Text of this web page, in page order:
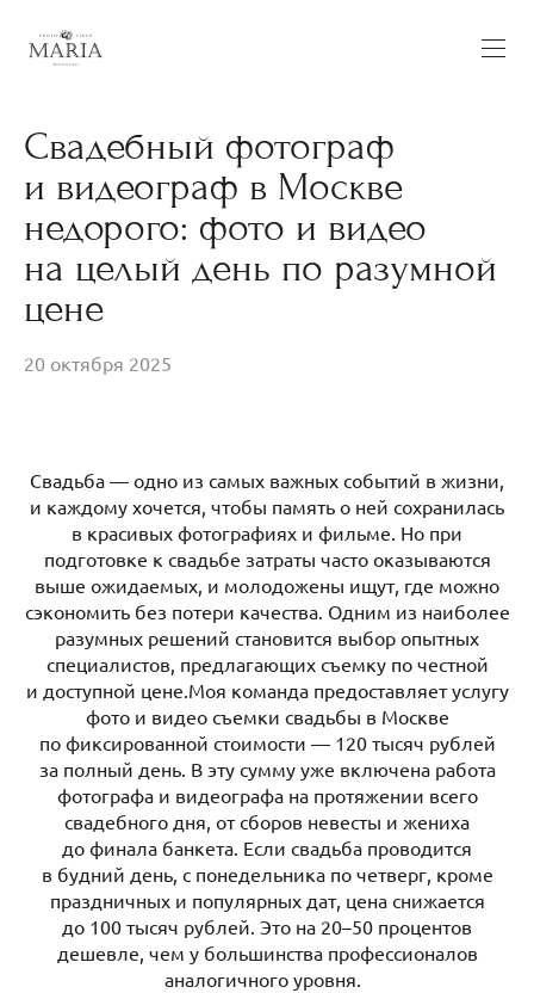
Свадебный фотограф
и видеограф в Москве
недорого: фото и видео
на целый день по разумной
цене
20 октября 2025
Свадьба — одно из самых важных событий в жизни,
и каждому хочется, чтобы память о ней сохранилась
в красивых фотографиях и фильме. Но при
подготовке к свадьбе затраты часто оказываются
выше ожидаемых, и молодожены ищут, где можно
сэкономить без потери качества. Одним из наиболее
разумных решений становится выбор опытных
специалистов, предлагающих съемку по честной
и доступной цене.Моя команда предоставляет услугу
фото и видео съемки свадьбы в Москве
по фиксированной стоимости — 120 тысяч рублей
за полный день. В эту сумму уже включена работа
фотографа и видеографа на протяжении всего
свадебного дня, от сборов невесты и жениха
до финала банкета. Если свадьба проводится
в будний день, с понедельника по четверг, кроме
праздничных и популярных дат, цена снижается
до 100 тысяч рублей. Это на 20–50 процентов
дешевле, чем у большинства профессионалов
аналогичного уровня.